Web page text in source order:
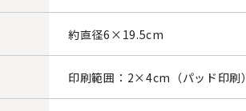
約直径6×19.5cm
印刷範囲：2×4cm（パッド印刷）